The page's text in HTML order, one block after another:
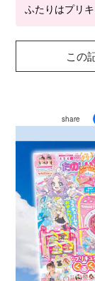
ふたりはプリ
この
share